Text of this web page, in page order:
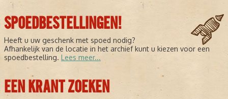
SPOEDBESTELLINGEN!
Heeft u uw geschenk met spoed nodig?
Afhankelijk van de locatie in het archief kunt u kiezen voor een
spoedbestelling. Lees meer...
EEN KRANT ZOEKEN